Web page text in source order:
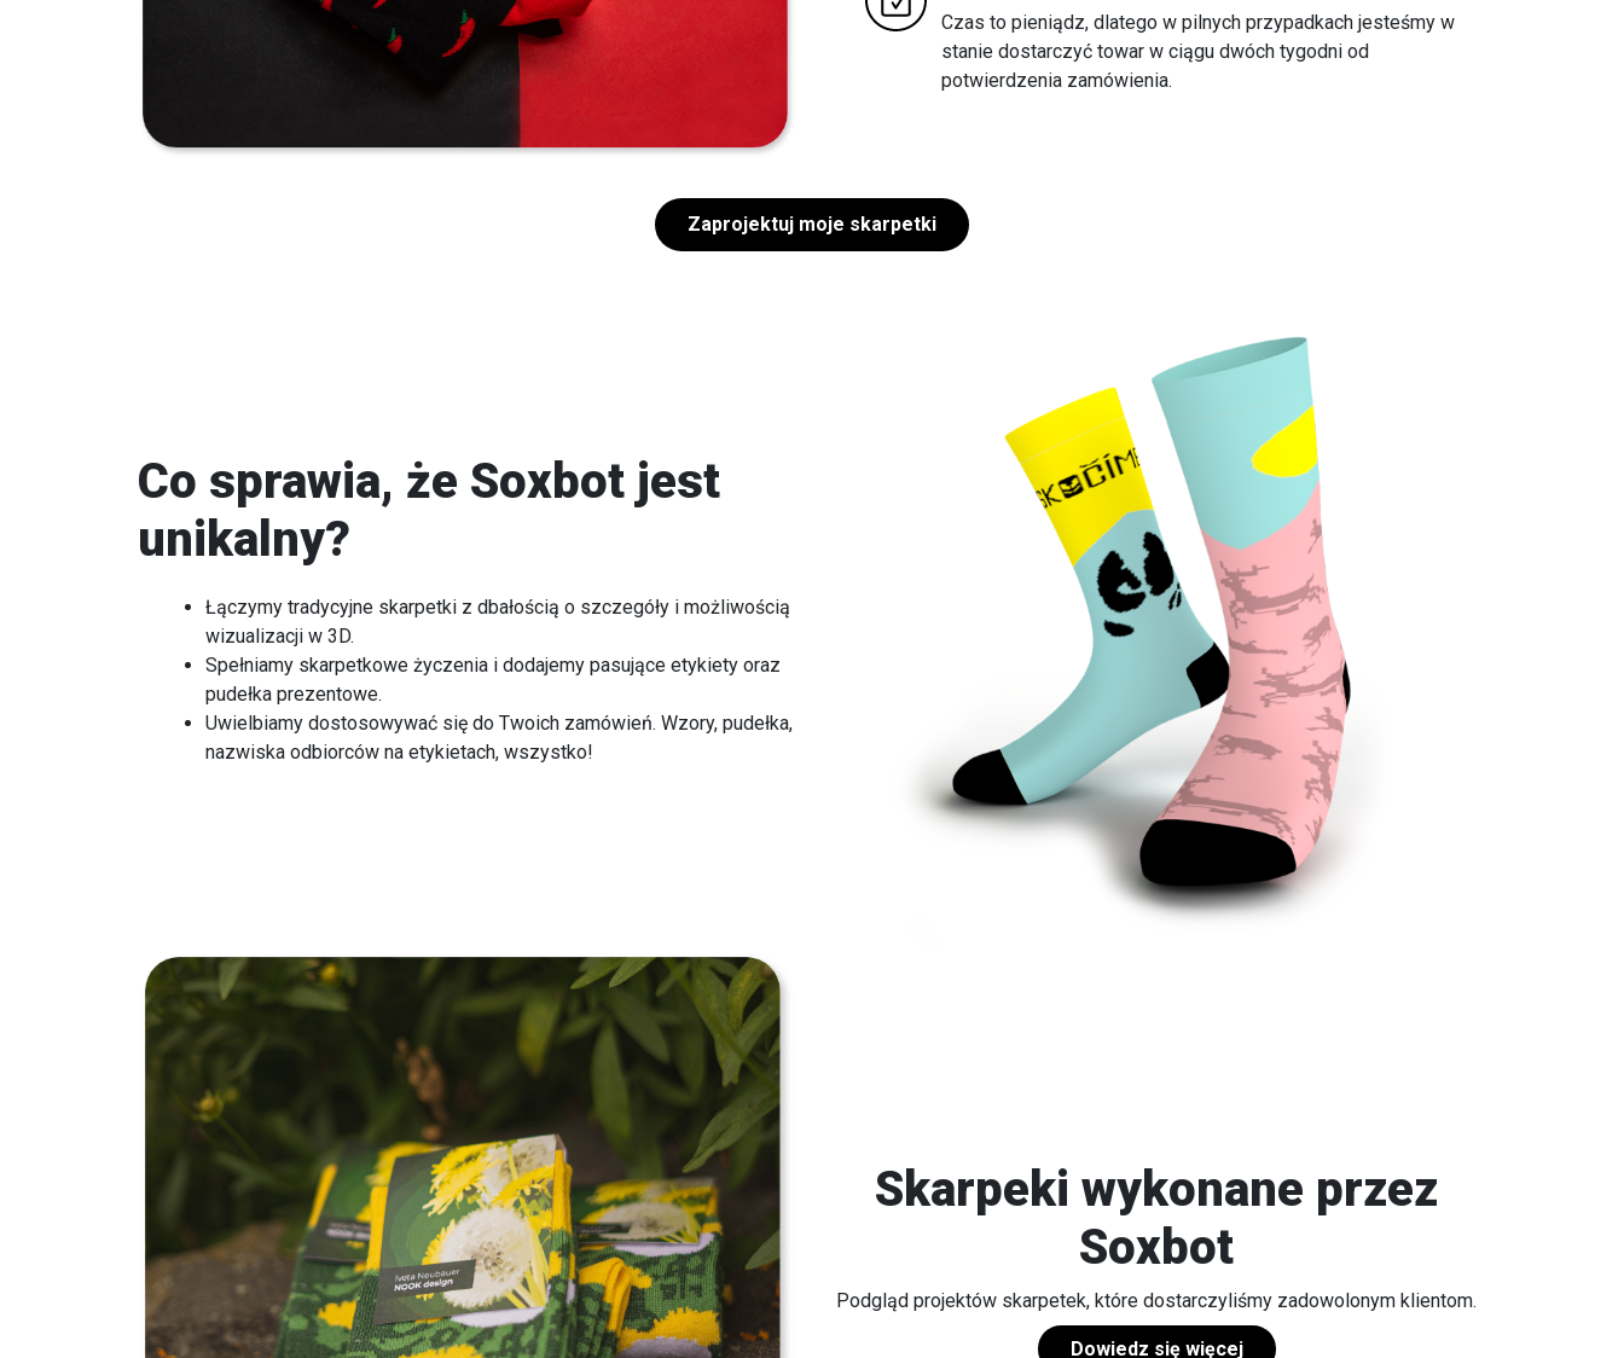
Czas to pieniądz, dlatego w pilnych przypadkach jesteśmy w
stanie dostarczyć towar w ciągu dwóch tygodni od
potwierdzenia zamówienia.
Zaprojektuj moje skarpetki
Co sprawia, że Soxbot jest
unikalny?
Łączymy tradycyjne skarpetki z dbałością o szczegóły i możliwością
wizualizacji w 3D.
Spełniamy skarpetkowe życzenia i dodajemy pasujące etykiety oraz
pudełka prezentowe.
Uwielbiamy dostosowywać się do Twoich zamówień. Wzory, pudełka,
nazwiska odbiorców na etykietach, wszystko!
Skarpeki wykonane przez
Soxbot
Podgląd projektów skarpetek, które dostarczyliśmy zadowolonym klientom.
Dowiedz się więcej